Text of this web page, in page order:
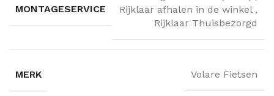
MONTAGESERVICE
Rijklaar afhalen in de winkel ,
Rijklaar Thuisbezorgd
MERK Volare Fietsen